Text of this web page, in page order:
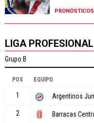
PRONÓSTICOS
LIGA PROFESIONAL